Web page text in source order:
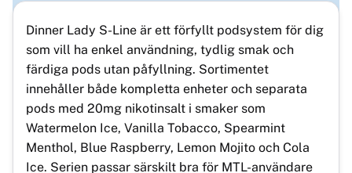
Dinner Lady S-Line är ett förfyllt podsystem för dig
som vill ha enkel användning, tydlig smak och
färdiga pods utan påfyllning. Sortimentet
innehåller både kompletta enheter och separata
pods med 20mg nikotinsalt i smaker som
Watermelon Ice, Vanilla Tobacco, Spearmint
Menthol, Blue Raspberry, Lemon Mojito och Cola
Ice. Serien passar särskilt bra för MTL-användare